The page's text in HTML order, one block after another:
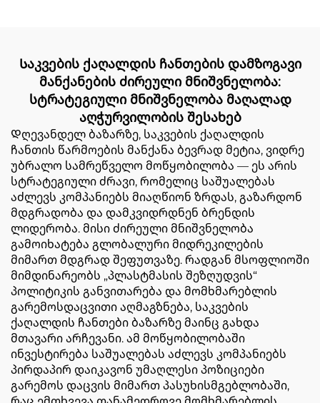
Საკვების ქაღალდის ჩანთების დამზოგავი
მანქანების ძირეული მნიშვნელობა:
სტრატეგიული მნიშვნელობა მაღალად
აღჭურვილობის შესახებ
Დღევანდელ ბაზარზე, საკვების ქაღალდის
ჩანთის წარმოების მანქანა ბევრად მეტია, ვიდრე
უბრალო სამრეწველო მოწყობილობა — ეს არის
სტრატეგიული ძრავი, რომელიც საშუალებას
აძლევს კომპანიებს მიაღწიონ ზრდას, გაზარდონ
მდგრადობა და დამკვიდრდნენ ბრენდის
ლიდერობა. მისი ძირეული მნიშვნელობა
გამოიხატება გლობალური მიდრეკილების
მიმართ მდგრად შეფუთვაზე. რადგან მსოფლიოში
მიმდინარეობს „პლასტმასის შეზღუდვის“
პოლიტიკის განვითარება და მომხმარებლის
გარემოსდაცვითი აღმაგზნება, საკვების
ქაღალდის ჩანთები ბაზარზე მაინც გახდა
მთავარი არჩევანი. ამ მოწყობილობაში
ინვესტირება საშუალებას აძლევს კომპანიებს
პირდაპირ დაიკავონ უმაღლესი პოზიციები
გარემოს დაცვის მიმართ პასუხისმგებლობაში,